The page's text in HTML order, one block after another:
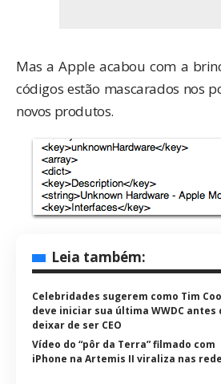
Mas a Apple acabou com a
códigos estão mascarados nos
novos produtos.
Leia também:
Celebridades sugerem como Tim
deve iniciar sua última WWDC antes
deixar de ser CEO
Vídeo do “pôr da Terra” filmado com
iPhone na Artemis II viraliza nas